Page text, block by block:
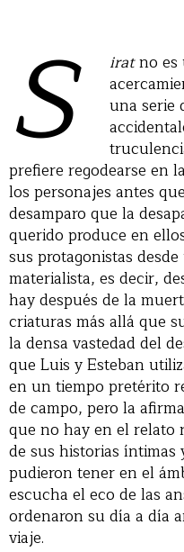
S iratno es
una serie
prefiere regodearse en
los personajes antes
desamparo que la
querido produce en
sus protagonistas
materialista, es decir,
hay después de la
criaturas más allá que
la densa vastedad del
que Luis y Esteban
en un tiempo pretérito
de campo, pero la
que no hay en el relato
de sus historias íntimas
pudieron tener en el
escucha el eco de las
ordenaron su día a día
viaje.